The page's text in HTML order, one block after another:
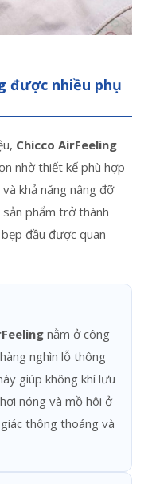
được nhiều phụ
Chicco AirFeeling
nhờ thiết kế phù hợp
khả năng nâng đỡ
phẩm trở thành
đầu được quan
nằm ở công
nghìn lỗ thông
giúp không khí lưu
nóng và mồ hôi ở
thông thoáng và